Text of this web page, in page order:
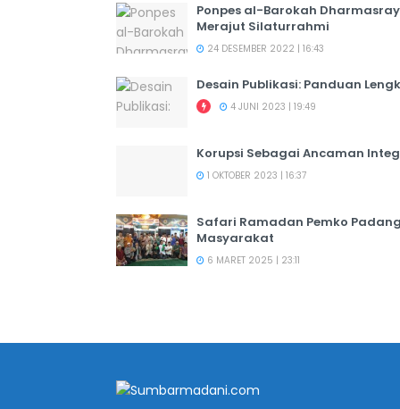
Ponpes al-Barokah
Merajut Silaturrahmi
24 DESEMBER 2022 | 16:43
Desain Publikasi: Panduan
4 JUNI 2023 | 19:49
Korupsi Sebagai Ancaman
1 OKTOBER 2023 | 16:37
Safari Ramadan Pemko
Masyarakat
6 MARET 2025 | 23:11